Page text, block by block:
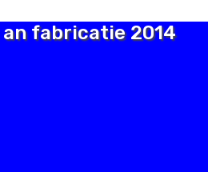
an fabricatie 2014